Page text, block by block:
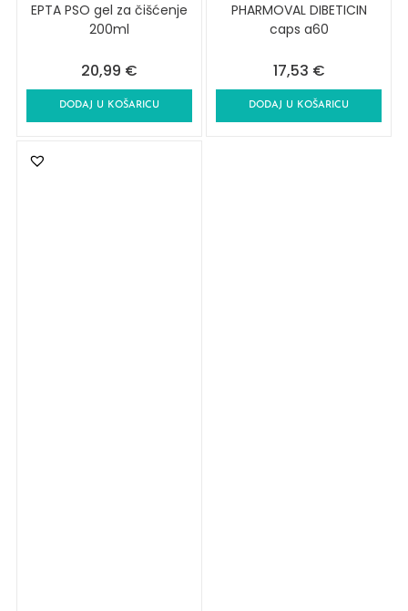
EPTA PSO gel za čišćenje
200ml
20,99 €
DODAJ U KOŠARICU
PHARMOVAL DIBETICIN
caps a60
17,53 €
DODAJ U KOŠARICU